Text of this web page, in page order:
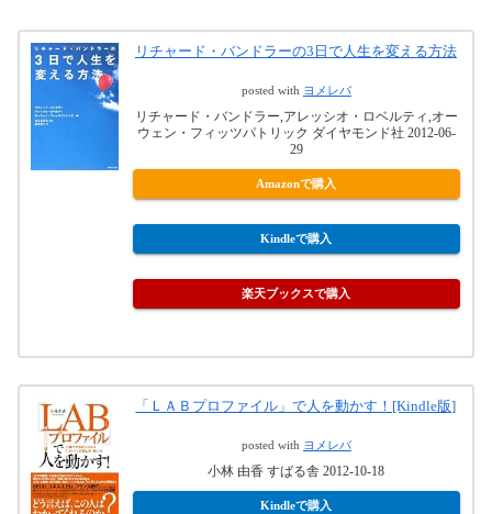
リチャード・バンドラーの3日で人生を変える方法
posted with ヨメレバ
リチャード・バンドラー,アレッシオ・ロベルティ,オー
ウェン・フィッツパトリック ダイヤモンド社 2012-06-
29
Amazonで購入
Kindleで購入
楽天ブックスで購入
「ＬＡＢプロファイル」で人を動かす！[Kindle版]
posted with ヨメレバ
小林 由香 すばる舎 2012-10-18
Kindleで購入